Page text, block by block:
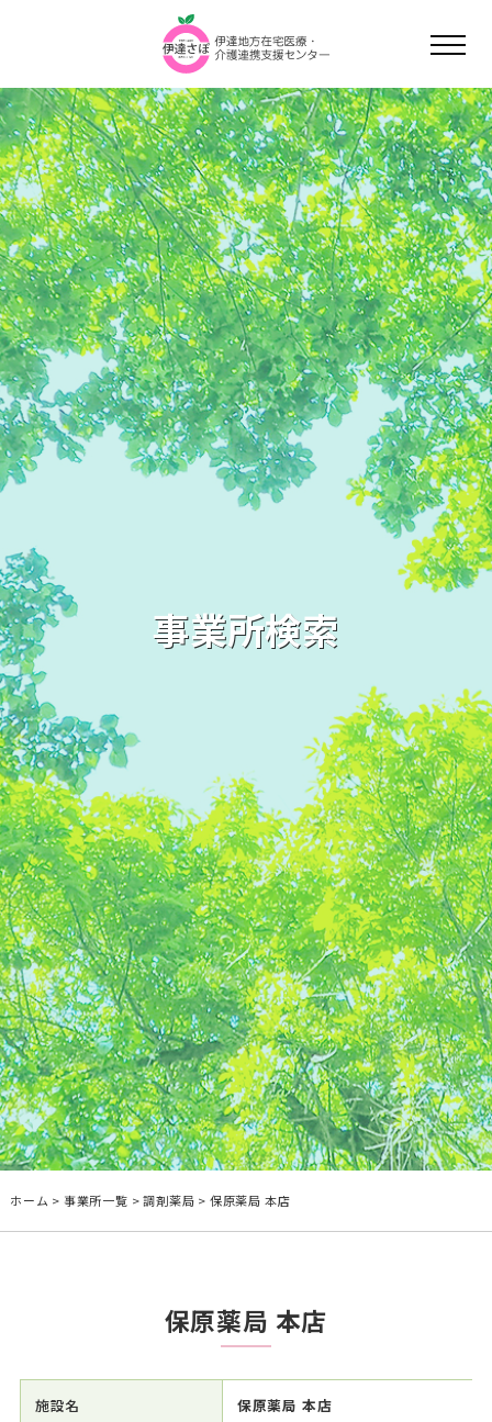
事業所検索
ホーム > 事業所一覧 >調剤薬局 > 保原薬局 本店
保原薬局 本店
施設名 保原薬局 本店